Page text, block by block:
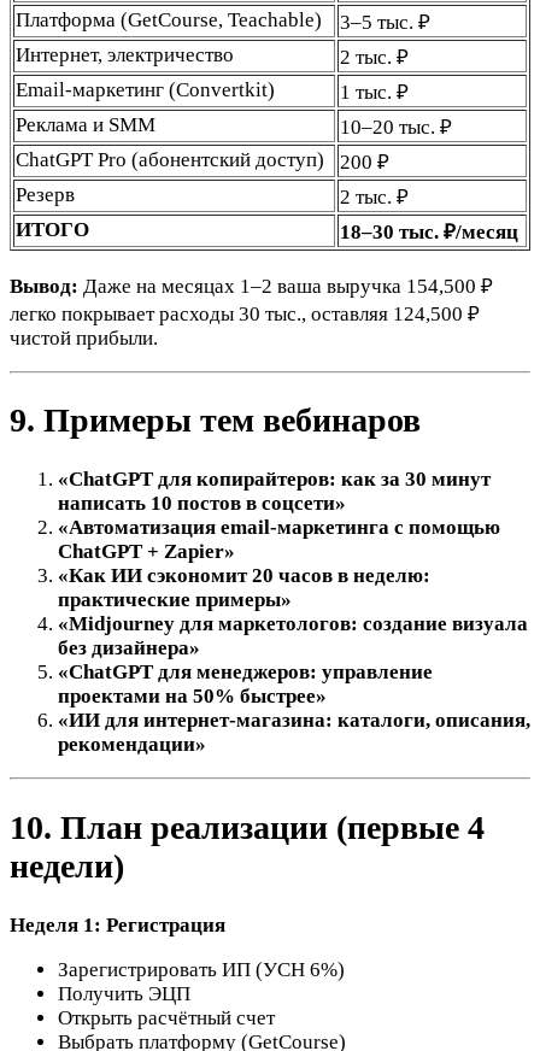
Платформа (GetCourse, Teachable)
3–5 тыс. ₽
Интернет, электричество
2 тыс. ₽
Email-маркетинг (Convertkit)
1 тыс. ₽
Реклама и SMM
10–20 тыс. ₽
ChatGPT Pro (абонентский доступ)
200 ₽
Резерв
2 тыс. ₽
ИТОГО
18–30 тыс. ₽/месяц
Вывод: Даже на месяцах 1–2 ваша выручка 154,500 ₽
легко покрывает расходы 30 тыс., оставляя 124,500 ₽
чистой прибыли.
9. Примеры тем вебинаров
«ChatGPT для копирайтеров: как за 30 минут
написать 10 постов в соцсети»
«Автоматизация email-маркетинга с помощью
ChatGPT + Zapier»
«Как ИИ сэкономит 20 часов в неделю:
практические примеры»
«Midjourney для маркетологов: создание визуала
без дизайнера»
«ChatGPT для менеджеров: управление
проектами на 50% быстрее»
«ИИ для интернет-магазина: каталоги, описания,
рекомендации»
10. План реализации (первые 4
недели)
Неделя 1: Регистрация
Зарегистрировать ИП (УСН 6%)
Получить ЭЦП
Открыть расчётный счет
Выбрать платформу (GetCourse)